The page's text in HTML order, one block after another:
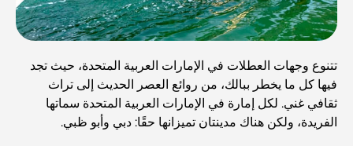
تتنوع وجهات العطلات في الإمارات العربية المتحدة، حيث تجد
فيها كل ما يخطر ببالك، من روائع العصر الحديث إلى تراث
ثقافي غني. لكل إمارة في الإمارات العربية المتحدة سماتها
الفريدة، ولكن هناك مدينتان تميزانها حقًا: دبي وأبو ظبي.